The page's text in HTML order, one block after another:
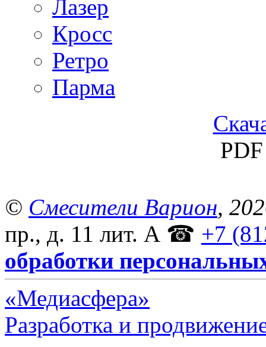
Лазер
Кросс
Ретро
Парма
© Смесители Варион,
пр., д. 11 лит. А ☎ +7
обработки
«Медиасфера»
Разработка и